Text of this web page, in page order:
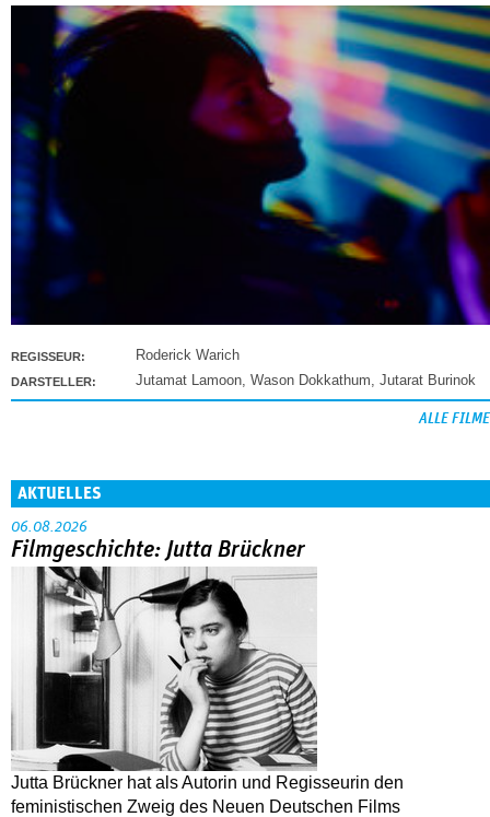
REGISSEUR: Roderick Warich
DARSTELLER: Jutamat Lamoon Wason Dokkathum Jutarat Burinok
ALLE FILME
AKTUELLES
06.08.2026
Filmgeschichte: Jutta Brückner
Jutta Brückner hat als Autorin und Regisseurin den
feministischen Zweig des Neuen Deutschen Films